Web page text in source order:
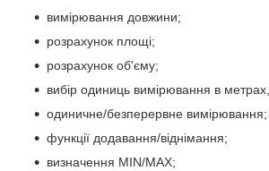
вимірювання довжини;
розрахунок площі;
розрахунок об'єму;
вибір одиниць вимірювання в
одиничне/безперервне вимірювання;
функції додавання/віднімання;
визначення MIN/MAX;